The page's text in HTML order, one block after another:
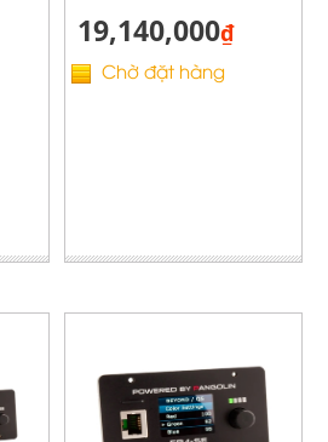
19,140,000₫
Chờ đặt hàng